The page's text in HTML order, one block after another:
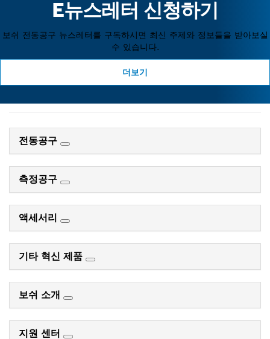
E뉴스레터 신청하기
보쉬 전동공구 뉴스레터를 구독하시면 최신 주제와 정보들을 받아보실
수 있습니다.
더보기
전동공구
측정공구
액세서리
기타 혁신 제품
보쉬 소개
지원 센터